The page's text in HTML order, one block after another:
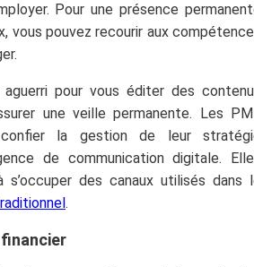
Pour une présence
vous pouvez recourir aux
pour vous éditer des
une veille permanente. Les
la gestion de leur
de communication digitale.
s’occuper des canaux utilisés dans
.